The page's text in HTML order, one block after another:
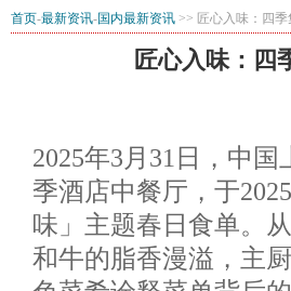
首页-最新资讯-国内最新资讯 >> 匠心入味：四
匠心入味：四
2025年3月31日，中
季酒店中餐厅，于
味」主题春日食单。
和牛的脂香漫溢，主